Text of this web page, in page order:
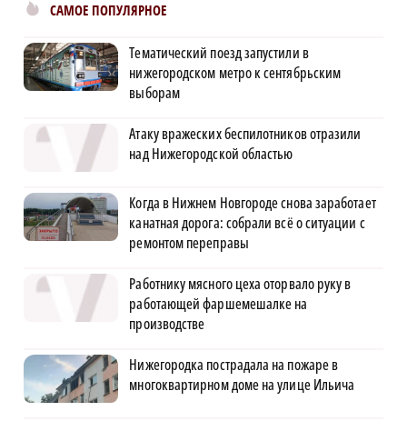
САМОЕ ПОПУЛЯРНОЕ
Тематический поезд запустили в
нижегородском метро к сентябрьским
выборам
Атаку вражеских беспилотников отразили
над Нижегородской областью
Когда в Нижнем Новгороде снова заработает
канатная дорога: собрали всё о ситуации с
ремонтом переправы
Работнику мясного цеха оторвало руку в
работающей фаршемешалке на
производстве
Нижегородка пострадала на пожаре в
многоквартирном доме на улице Ильича